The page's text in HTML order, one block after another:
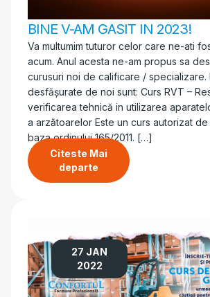
BINE V-AM GASIT IN 2023!
Va multumim tuturor celor care ne-ati
acum. Anul acesta ne-am propus sa
curusuri noi de calificare / specializare.
desfășurate de noi sunt: Curs RVT –
verificarea tehnică in utilizarea
a arzătoarelor Este un curs autorizat de
baza ordinului 165/2011. […]
Citeste Mai
departe
27 JAN
2022